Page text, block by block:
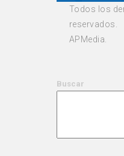
Todos los
reservados.
APMedia.
Buscar